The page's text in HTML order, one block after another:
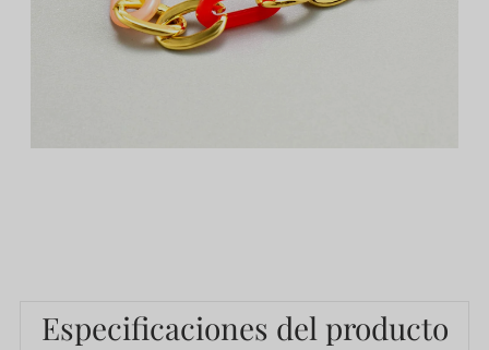
Especificaciones del producto